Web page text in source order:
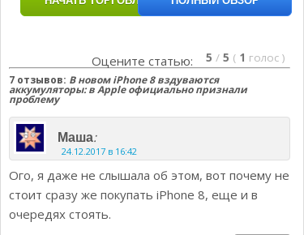
Оцените статью: 5 / 5 ( 1 голос )
7 отзывов: В новом iPhone 8 вздуваются
аккумуляторы: в Apple официально признали
проблему
Маша:
24.12.2017 в 16:42
Ого, я даже не слышала об этом, вот почему не
стоит сразу же покупать iPhone 8, еще и в
очередях стоять.